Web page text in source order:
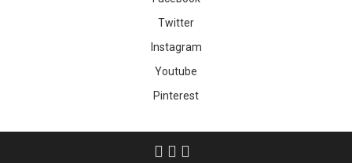
Twitter
Instagram
Youtube
Pinterest